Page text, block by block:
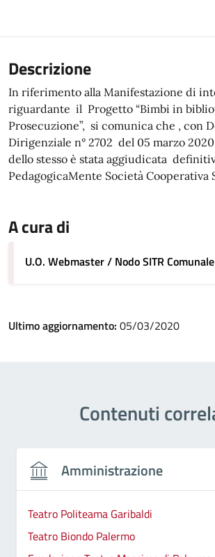
Descrizione
In riferimento alla Manifestazione di
riguardante il Progetto “Bimbi in
Prosecuzione”, si comunica che , con
Dirigenziale n° 2702 del 05 marzo
dello stesso è stata aggiudicata
PedagogicaMente Società Cooperativa
A cura di
U.O. Webmaster / Nodo SITR Comunale
Ultimo aggiornamento: 05/03/2020
Contenuti
Amministrazione
Teatro Politeama Garibaldi
Teatro Biondo Palermo